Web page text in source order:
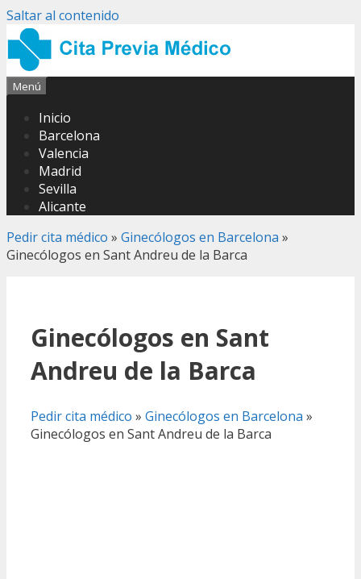
Saltar al contenido
Menú
Inicio
Barcelona
Valencia
Madrid
Sevilla
Alicante
Pedir cita médico » Ginecólogos en Barcelona »
Ginecólogos en Sant Andreu de la Barca
Ginecólogos en Sant
Andreu de la Barca
Pedir cita médico » Ginecólogos en Barcelona »
Ginecólogos en Sant Andreu de la Barca